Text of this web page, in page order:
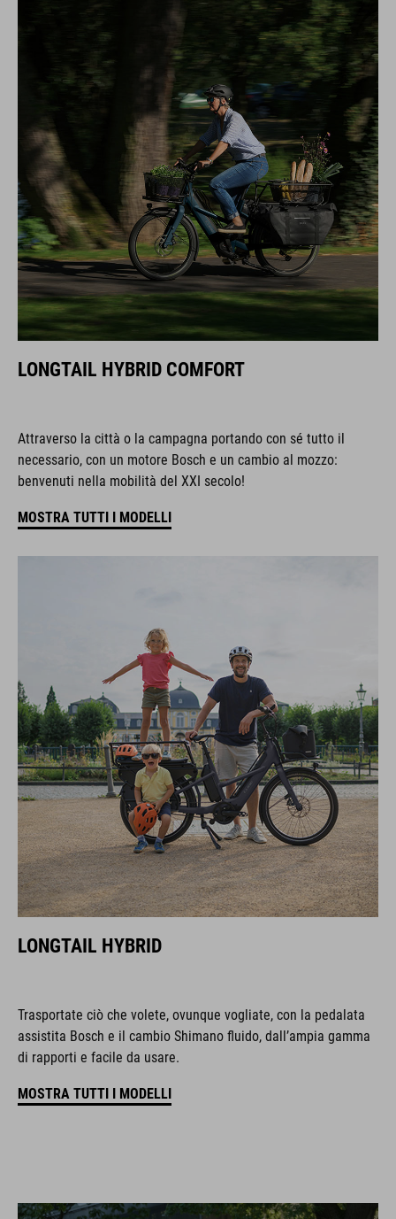
LONGTAIL HYBRID COMFORT
Attraverso la città o la campagna portando con sé tutto il
necessario, con un motore Bosch e un cambio al mozzo:
benvenuti nella mobilità del XXI secolo!
MOSTRA TUTTI I MODELLI
LONGTAIL HYBRID
Trasportate ciò che volete, ovunque vogliate, con la pedalata
assistita Bosch e il cambio Shimano fluido, dall’ampia gamma
di rapporti e facile da usare.
MOSTRA TUTTI I MODELLI